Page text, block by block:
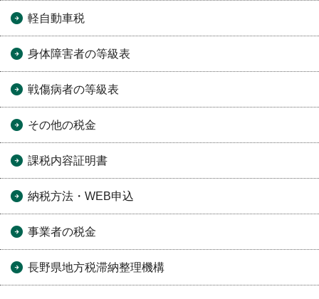
軽自動車税
身体障害者の等級表
戦傷病者の等級表
その他の税金
課税内容証明書
納税方法・WEB申込
事業者の税金
長野県地方税滞納整理機構